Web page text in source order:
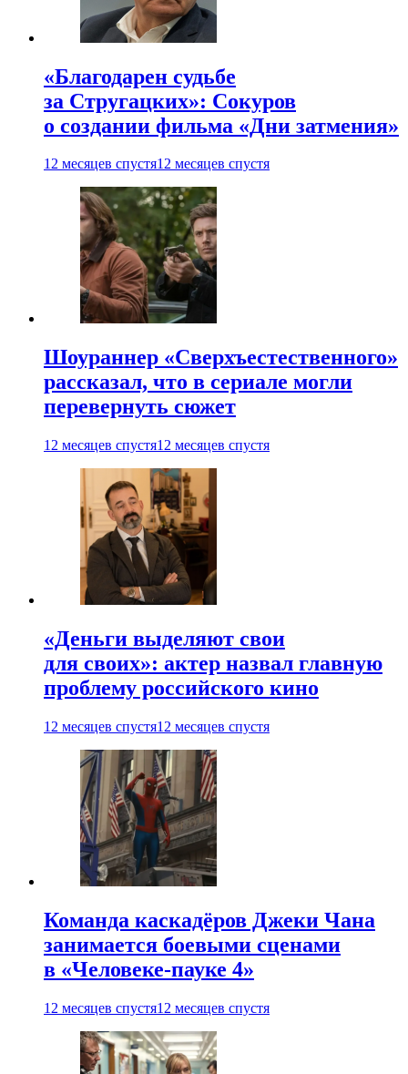
«Благодарен судьбе
за Стругацких»: Сокуров
о создании фильма «Дни затмения»
12 месяцев спустя12 месяцев спустя
Шоураннер «Сверхъестественного»
рассказал, что в сериале могли
перевернуть сюжет
12 месяцев спустя12 месяцев спустя
«Деньги выделяют свои
для своих»: актер назвал главную
проблему российского кино
12 месяцев спустя12 месяцев спустя
Команда каскадёров Джеки Чана
занимается боевыми сценами
в «Человеке-пауке 4»
12 месяцев спустя12 месяцев спустя